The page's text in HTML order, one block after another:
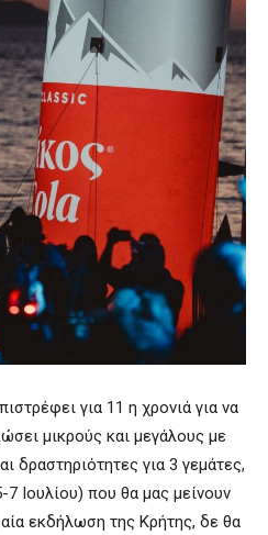
για 11 η χρονιά για να
μικρούς και μεγάλους με
δραστηριότητες για 3 γεμάτες,
Ιουλίου) που θα μας μείνουν
εκδήλωση της Κρήτης, δε θα